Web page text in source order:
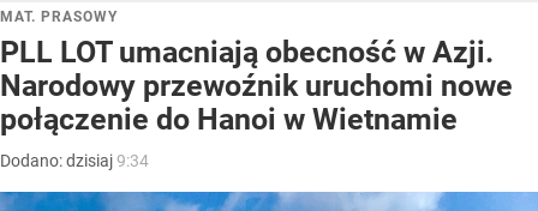
MAT. PRASOWY
PLL LOT umacniają obecność w Azji.
Narodowy przewoźnik uruchomi nowe
połączenie do Hanoi w Wietnamie
Dodano:dzisiaj9:34